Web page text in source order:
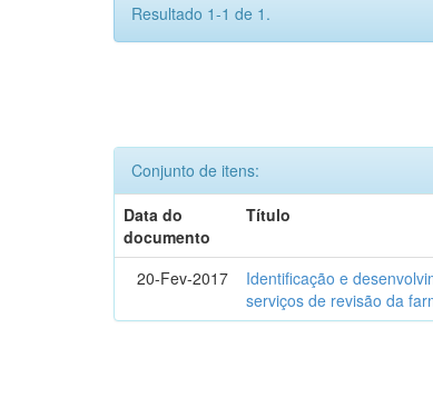
Resultado 1-1 de 1.
Conjunto de itens:
Data do
documento
Título
20-Fev-2017
Identificação e
serviços de revisão da